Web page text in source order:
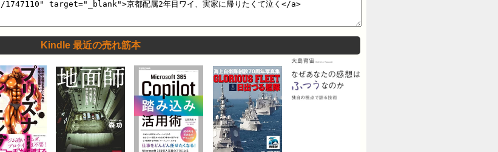
Kindle 最近の売れ筋本